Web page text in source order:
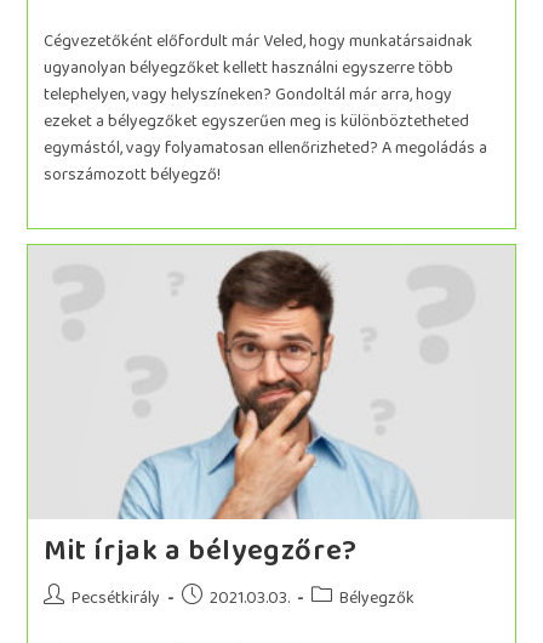
Cégvezetőként előfordult már Veled, hogy munkatársaidnak
ugyanolyan bélyegzőket kellett használni egyszerre több
telephelyen, vagy helyszíneken? Gondoltál már arra, hogy
ezeket a bélyegzőket egyszerűen meg is különböztetheted
egymástól, vagy folyamatosan ellenőrizheted? A megoládás a
sorszámozott bélyegző!
Mit írjak a bélyegzőre?
Pecsétkirály 2021.03.03. Bélyegzők